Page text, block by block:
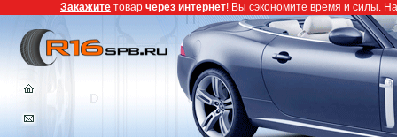
Закажите товар через интернет! Вы сэкономите время и силы.